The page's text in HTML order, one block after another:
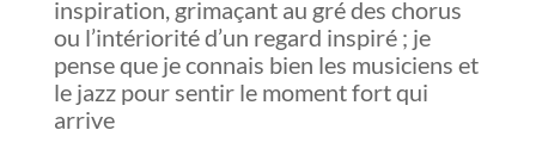
inspiration, grimaçant au gré des chorus
ou l’intériorité d’un regard inspiré ; je
pense que je connais bien les musiciens et
le jazz pour sentir le moment fort qui
arrive